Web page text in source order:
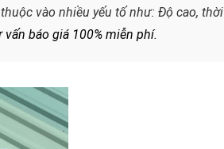
vào nhiều yếu tố như: Độ cao, thời
báo giá 100% miễn phí.